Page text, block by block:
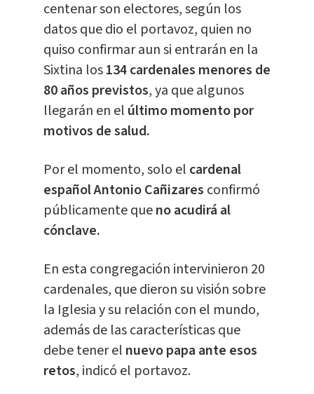
centenar son electores, según los
datos que dio el portavoz, quien no
quiso confirmar aun si entrarán en la
Sixtina los134 cardenales menores de
80 años previstos, ya que algunos
llegarán en el último momento por
motivos de salud.
Por el momento, solo el cardenal
español Antonio Cañizares confirmó
públicamente queno acudirá al
cónclave.
En esta congregación intervinieron 20
cardenales, que dieron su visión sobre
la Iglesia y su relación con el mundo,
además de las características que
debe tener el nuevo papa ante esos
retos, indicó el portavoz.